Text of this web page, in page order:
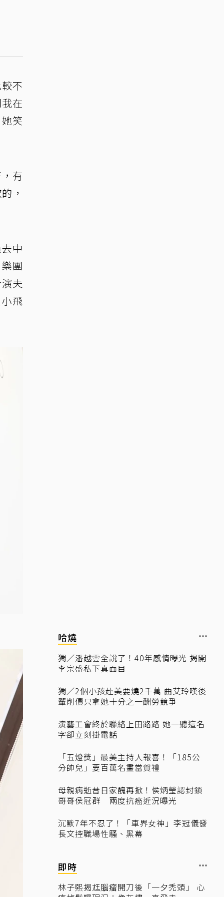
不
在
笑
有
，
中
團
夫
飛
哈燒
獨／潘越雲全說了！40年感情曝光 揭開
李宗盛私下真面目
獨／2個小孩赴美要燒2千萬 曲艾玲嘆後
輩削價只拿她十分之一酬勞競爭
演藝工會終於聯絡上田路路 她一聽這名
字卻立刻掛電話
「五燈獎」最美主持人報喜！「185公
分帥兒」要百萬名畫當賀禮
母親病逝昔日家醜再掀！侯炳瑩認封鎖
哥哥侯冠群 兩度抗癌近況曝光
沉默7年不忍了！「車界女神」李冠儀發
長文控職場性騷、黑幕
即時
林子熙揭尪腦瘤開刀後「一夕禿頭」 心